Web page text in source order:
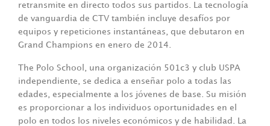
retransmite en directo todos sus partidos. La tecnología
de vanguardia de CTV también incluye desafíos por
equipos y repeticiones instantáneas, que debutaron en
Grand Champions en enero de 2014.
The Polo School, una organización 501c3 y club USPA
independiente, se dedica a enseñar polo a todas las
edades, especialmente a los jóvenes de base. Su misión
es proporcionar a los individuos oportunidades en el
polo en todos los niveles económicos y de habilidad. La